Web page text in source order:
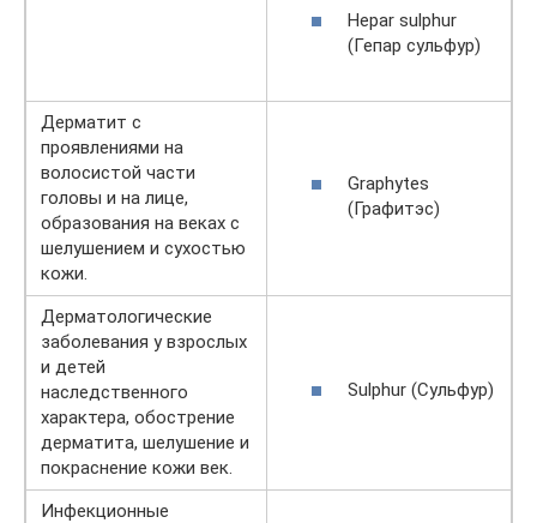
Hepar sulphur
(Гепар сульфур)
Дерматит с
проявлениями на
волосистой части
головы и на лице,
образования на веках с
шелушением и сухостью
кожи.
Graphytes
(Графитэс)
Дерматологические
заболевания у взрослых
и детей
наследственного
характера, обострение
дерматита, шелушение и
покраснение кожи век.
Sulphur (Сульфур)
Инфекционные